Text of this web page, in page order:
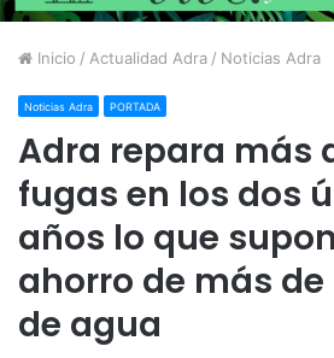
Inicio / Actualidad Adra / Noticias Adra
Noticias Adra PORTADA
Adra repara más
fugas en los dos
años lo que
ahorro de más de
de agua